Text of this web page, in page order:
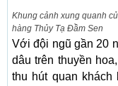
Khung cảnh xung quanh
hàng Thủy Tạ Đầm Sen
Với đội ngũ gần 20
dâu trên thuyền
thu hút quan